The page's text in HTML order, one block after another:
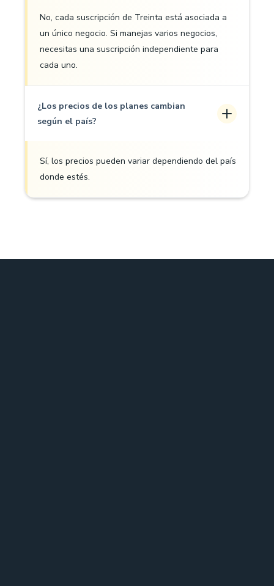
No, cada suscripción de Treinta está asociada a
un único negocio. Si manejas varios negocios,
necesitas una suscripción independiente para
cada uno.
¿Los precios de los planes cambian
según el país?
Sí, los precios pueden variar dependiendo del país
donde estés.